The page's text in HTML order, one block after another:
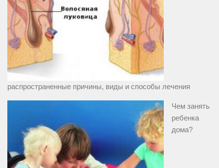
распространенные причины, виды и способы лечения
Чем занять
ребенка
дома?